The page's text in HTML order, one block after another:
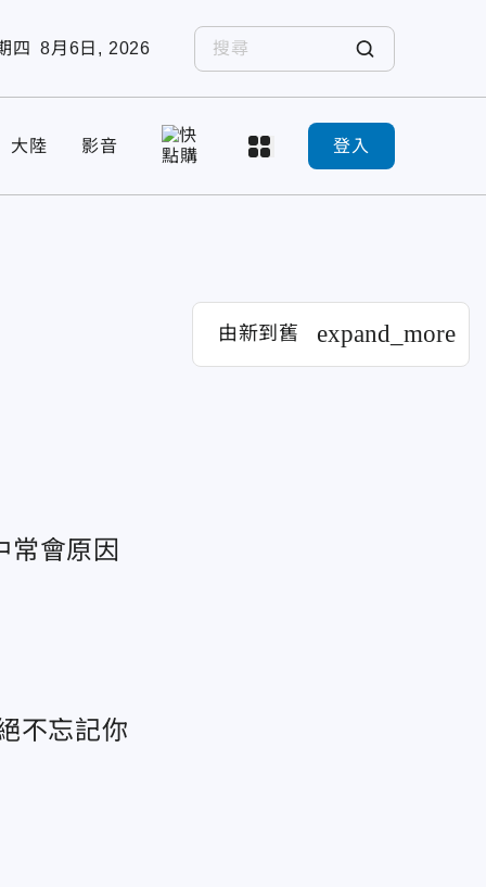
四 8月6日, 2026
大陸 影音 登入
由新到舊 expand_more
會原因
不忘記你